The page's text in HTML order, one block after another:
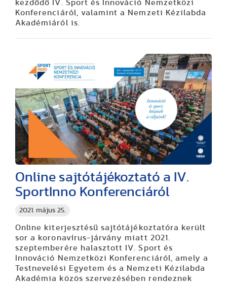
kezdődő IV. Sport és Innováció Nemzetközi
Konferenciáról, valamint a Nemzeti Kézilabda
Akadémiáról is.
2021. május 25.
Online sajtótájékoztató a IV.
SportInno Konferenciáról
Online kiterjesztésű sajtótájékoztatóra került
sor a koronavírus-járvány miatt 2021.
szeptemberére halasztott IV. Sport és
Innováció Nemzetközi Konferenciáról, amely a
Testnevelési Egyetem és a Nemzeti Kézilabda
Akadémia közös szervezésében rendeznek